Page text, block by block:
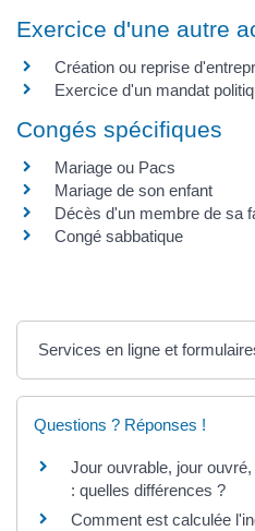
Exercice d'une autre
Création ou reprise
Exercice d'un mandat
Congés spécifiques
Mariage ou Pacs
Mariage de son enfant
Décès d'un membre de sa
Congé sabbatique
Services en ligne et
Questions ? Réponses !
Jour ouvrable, jour
: quelles différences ?
Comment est calculée